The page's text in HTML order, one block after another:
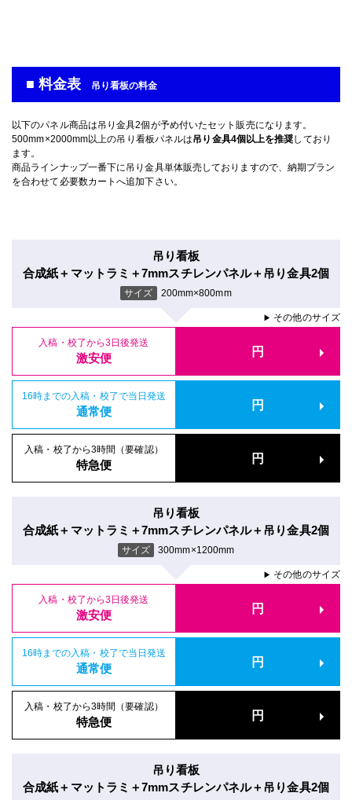
■ 料金表 吊り看板の料金
以下のパネル商品は吊り金具2個が予め付いたセット販売になります。
500mm×2000mm以上の吊り看板パネルは吊り金具4個以上を推奨しており
ます。
商品ラインナップ一番下に吊り金具単体販売しておりますので、納期プラン
を合わせて必要数カートへ追加下さい。
吊り看板
合成紙＋マットラミ＋7mmスチレンパネル＋吊り金具2個
サイズ 200mm×800mm
▶ その他のサイズ
入稿・校了から3日後発送
激安便 円
16時までの入稿・校了で当日発送
通常便 円
入稿・校了から3時間（要確認）
特急便 円
吊り看板
合成紙＋マットラミ＋7mmスチレンパネル＋吊り金具2個
サイズ 300mm×1200mm
▶ その他のサイズ
入稿・校了から3日後発送
激安便 円
16時までの入稿・校了で当日発送
通常便 円
入稿・校了から3時間（要確認）
特急便 円
吊り看板
合成紙＋マットラミ＋7mmスチレンパネル＋吊り金具2個